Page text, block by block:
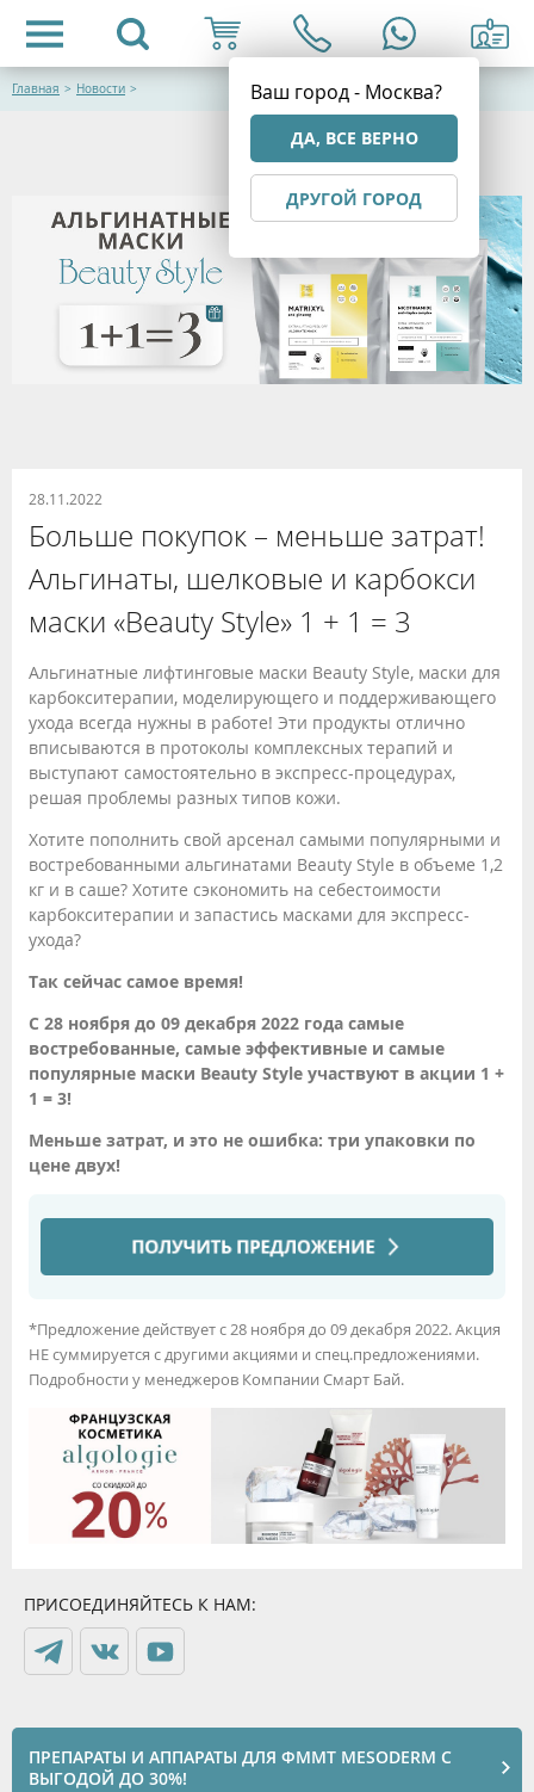
Ваш город - Москва?
ДА, ВСЕ ВЕРНО
ДРУГОЙ ГОРОД
Главная > Новости >
28.11.2022
Больше покупок – меньше затрат!
Альгинаты, шелковые и карбокси
маски «Beauty Style» 1 + 1 = 3
Альгинатные лифтинговые маски Beauty Style, маски для
карбокситерапии, моделирующего и поддерживающего
ухода всегда нужны в работе! Эти продукты отлично
вписываются в протоколы комплексных терапий и
выступают самостоятельно в экспресс-процедурах,
решая проблемы разных типов кожи.
Хотите пополнить свой арсенал самыми популярными и
востребованными альгинатами Beauty Style в объеме 1,2
кг и в саше? Хотите сэкономить на себестоимости
карбокситерапии и запастись масками для экспресс-
ухода?
Так сейчас самое время!
С 28 ноября до 09 декабря 2022 года самые
востребованные, самые эффективные и самые
популярные маски Beauty Style участвуют в акции 1 +
1 = 3!
Меньше затрат, и это не ошибка: три упаковки по
цене двух!
*Предложение действует с 28 ноября до 09 декабря 2022. Акция
НЕ суммируется с другими акциями и спец.предложениями.
Подробности у менеджеров Компании Смарт Бай.
ПРИСОЕДИНЯЙТЕСЬ К НАМ:
ПРЕПАРАТЫ И АППАРАТЫ ДЛЯ ФММТ MESODERM С
ВЫГОДОЙ ДО 30%!